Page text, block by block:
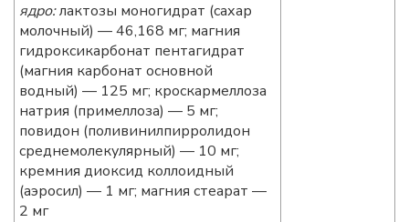
ядро:лактозы моногидрат (сахар
молочный) — 46,168 мг; магния
гидроксикарбонат пентагидрат
(магния карбонат основной
водный) — 125 мг; кроскармеллоза
натрия (примеллоза) — 5 мг;
повидон (поливинилпирролидон
среднемолекулярный) — 10 мг;
кремния диоксид коллоидный
(аэросил) — 1 мг; магния стеарат —
2 мг